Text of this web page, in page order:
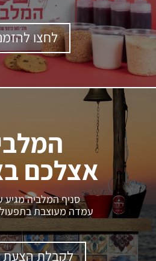
לחצו
אצלכם
סניף המלביה מגיע
עמדה מעוצבת בתפעול
לקבלת הצעת